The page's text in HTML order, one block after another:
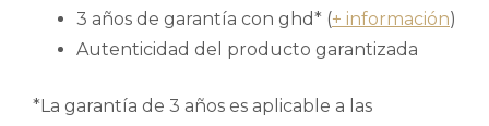
3 años de garantía con ghd* (+ información)
Autenticidad del producto garantizada
*La garantía de 3 años es aplicable a las